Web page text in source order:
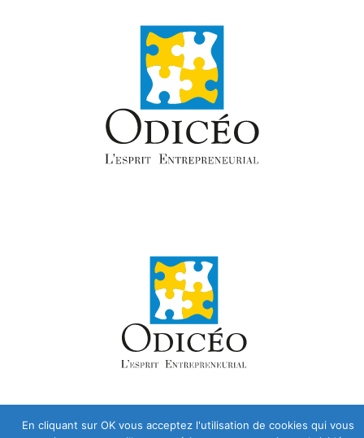
En cliquant sur OK vous acceptez l'utilisation de cookies qui vous